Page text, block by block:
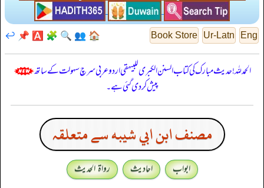
Eng
Ur-Latn
Book Store
🏠
👥
🔍
🧩
🅰️
📌
↩️
الحمدللہ! حدیث مبارک کی کتاب السنن الكبرى للبيهقي اردو عربی سرچ سہولت کے ساتھ
پیش کر دی گئی ہے۔
مصنف ابن ابي شيبه سے متعلقہ
ابواب احادیث
رواۃ الحدیث